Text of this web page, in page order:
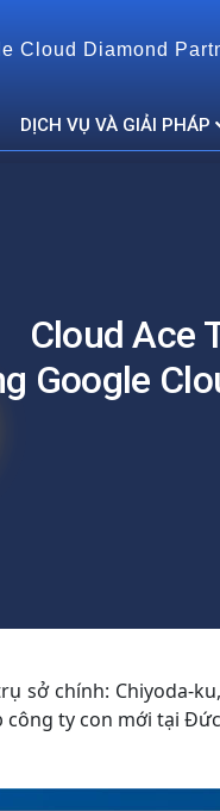
Cloud Diamond
DỊCH VỤ VÀ GIẢI PHÁP
Cloud Ace
Google
sở chính: Chiyoda-
công ty con mới tại